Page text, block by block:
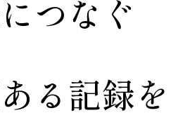
につな ぐ
あ る記録を